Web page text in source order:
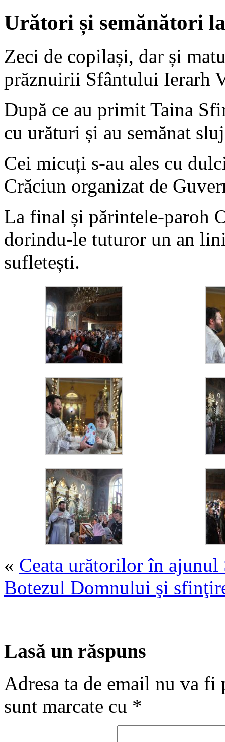
Urători și semănători
Zeci de copilași, dar și
prăznuirii Sfântului Ierarh
După ce au primit Taina
cu urături și au semănat
Cei micuți s-au ales cu
Crăciun organizat de
La final și părintele-paroh
dorindu-le tuturor un an
sufletești.
« Ceata urătorilor în ajunul
Botezul Domnului şi
Lasă un răspuns
Adresa ta de email nu va fi
sunt marcate cu *